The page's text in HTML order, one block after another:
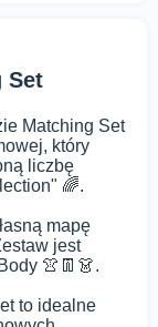
Set
Matching Set
który
liczbę
🌈.
mapę
jest
👚👖👗.
to idealne